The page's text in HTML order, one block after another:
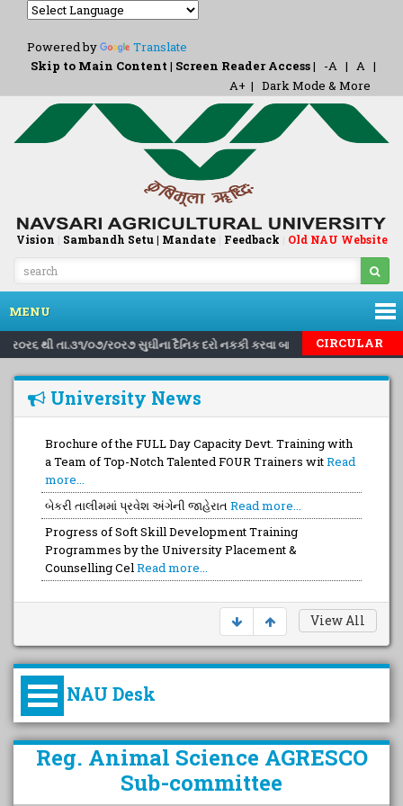
Powered by
Translate
Skip to Main Content | Screen Reader Access| -A | A |
A+ | Dark Mode & More
Vision | Sambandh Setu | Mandate| Feedback | Old NAU Website
MENU
થી તા.૩૧/૦૭/ર૦ર૭ સુઘીના દૈનિક દરો નકકી કરવા બાબત.. | |Inviting
CIRCULAR
University News
Brochure of the FULL Day Capacity Devt. Training with
a Team of Top-Notch Talented FOUR Trainers witRead
more...
બેકરી તાલીમમાં પ્રવેશ અંગેની જાહેરાત Read more...
Progress of Soft Skill Development Training
Programmes by the University Placement &
Counselling CelRead more...
View All
NAU Desk
કુલપતિની પરિવર્તનકારી પહેલનું
વિહંગાવલોકન (ઓક્ટોબર ૨૦૨૦-૨૦૨૫)
Reg. Animal Science AGRESCO
Sub-committee